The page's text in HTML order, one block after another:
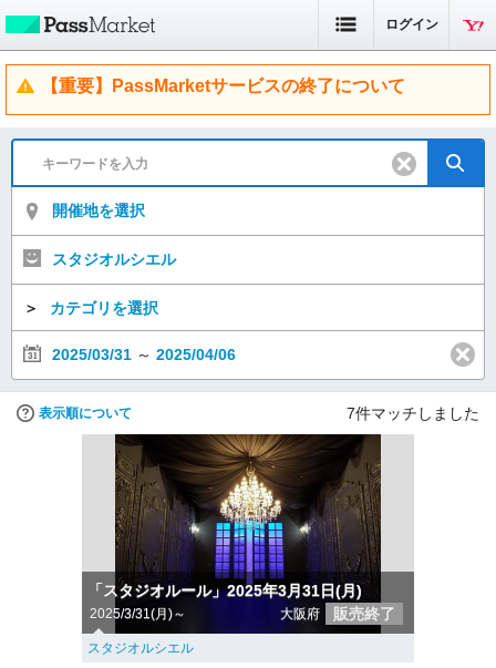
ログイン
【重要】PassMarketサービスの終了について
開催地を選択
スタジオルシエル
＞ カテゴリを選択
2025/03/31 ～ 2025/04/06
表示順について 7件マッチしました
「スタジオルール」2025年3月31日(月)
2025/3/31(月)～ 大阪府 販売終了
スタジオルシエル